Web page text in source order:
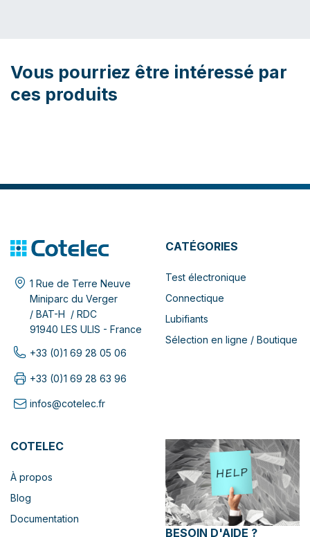
Vous pourriez être intéressé par
ces produits
1 Rue de Terre Neuve
Miniparc du Verger
/ BAT-H / RDC
91940 LES ULIS - France
+33 (0)1 69 28 05 06
+33 (0)1 69 28 63 96
infos@cotelec.fr
CATÉGORIES
Test électronique
Connectique
Lubifiants
Sélection en ligne / Boutique
COTELEC
À propos
Blog
Documentation
BESOIN D'AIDE ?